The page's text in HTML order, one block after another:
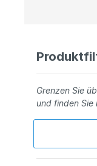
Grenzen Sie
und finden Sie